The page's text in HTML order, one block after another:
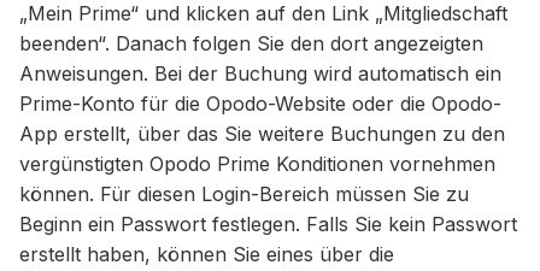
„Mein Prime“ und klicken auf den Link „Mitgliedschaft
beenden“. Danach folgen Sie den dort angezeigten
Anweisungen. Bei der Buchung wird automatisch ein
Prime-Konto für die Opodo-Website oder die Opodo-
App erstellt, über das Sie weitere Buchungen zu den
vergünstigten Opodo Prime Konditionen vornehmen
können. Für diesen Login-Bereich müssen Sie zu
Beginn ein Passwort festlegen. Falls Sie kein Passwort
erstellt haben, können Sie eines über die